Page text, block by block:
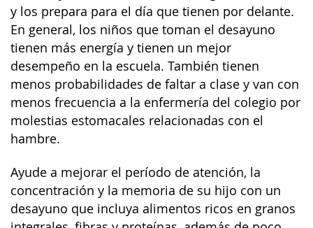
y los prepara para el día que tienen por delante.
En general, los niños que toman el desayuno
tienen más energía y tienen un mejor
desempeño en la escuela. También tienen
menos probabilidades de faltar a clase y van con
menos frecuencia a la enfermería del colegio por
molestias estomacales relacionadas con el
hambre.
Ayude a mejorar el período de atención, la
concentración y la memoria de su hijo con un
desayuno que incluya alimentos ricos en granos